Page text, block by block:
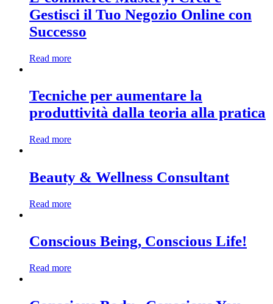
Gestisci il Tuo Negozio Online con
Successo
Read more
Tecniche per aumentare la
produttività dalla teoria alla pratica
Read more
Beauty & Wellness Consultant
Read more
Conscious Being, Conscious Life!
Read more